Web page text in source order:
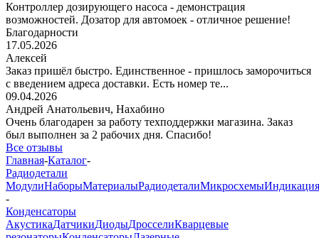
Контроллер дозирующего насоса - демонстрация
возможностей. Дозатор для автомоек - отличное решение!
Благодарности
17.05.2026
Алексей
Заказ пришёл быстро. Единственное - пришлось заморочиться
с введением адреса доставки. Есть номер те...
09.04.2026
Андрей Анатольевич, Нахабино
Очень благодарен за работу техподдержки магазина. Заказ
был выполнен за 2 рабочих дня. Спасибо!
Все отзывы
Главная-Каталог-
Радиодетали
МодулиНаборыМатериалыРадиодеталиМикросхемыИндикация
-
Конденсаторы
АкустикаДатчикиДиодыДросселиКварцевые